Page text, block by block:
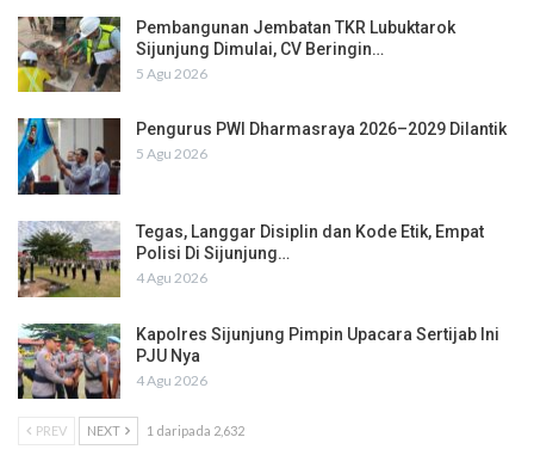
Pembangunan Jembatan TKR Lubuktarok
Sijunjung Dimulai, CV Beringin…
5 Agu 2026
Pengurus PWI Dharmasraya 2026–2029 Dilantik
5 Agu 2026
Tegas, Langgar Disiplin dan Kode Etik, Empat
Polisi Di Sijunjung…
4 Agu 2026
Kapolres Sijunjung Pimpin Upacara Sertijab Ini
PJU Nya
4 Agu 2026
PREV NEXT 1 daripada 2,632